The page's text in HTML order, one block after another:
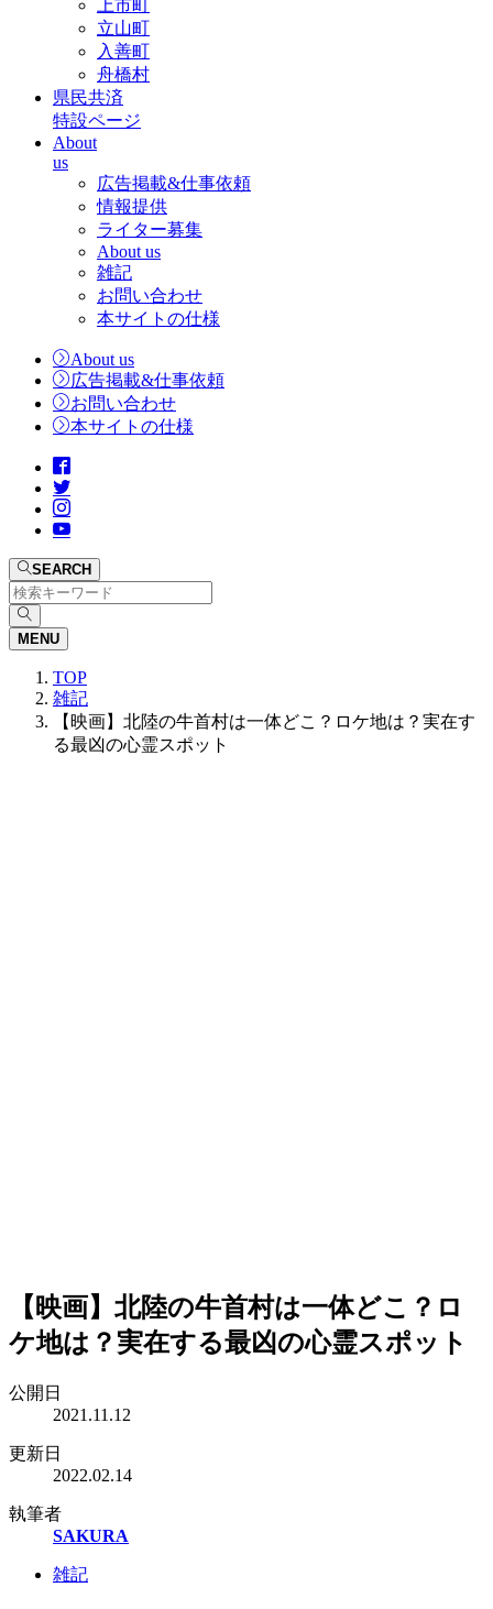
上市町
立山町
入善町
舟橋村
県民共済
特設ページ
About
us
広告掲載&仕事依頼
情報提供
ライター募集
About us
雑記
お問い合わせ
本サイトの仕様
About us
広告掲載&仕事依頼
お問い合わせ
本サイトの仕様
SEARCH
MENU
TOP
雑記
【映画】北陸の牛首村は一体どこ？ロケ地は？実在す
る最凶の心霊スポット
【映画】北陸の牛首村は一体どこ？ロ
ケ地は？実在する最凶の心霊スポット
公開日
2021.11.12
更新日
2022.02.14
執筆者
SAKURA
雑記